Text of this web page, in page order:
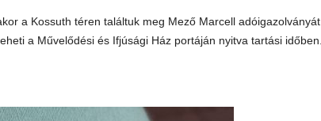
a Kossuth téren találtuk meg Mező Marcell adóigazolványát.
a Művelődési és Ifjúsági Ház portáján nyitva tartási időben.